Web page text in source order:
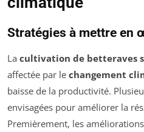
Stratégies à mettre en
La cultivation de betteraves
affectée par le changement
baisse de la productivité.
envisagées pour améliorer la
Premièrement, les